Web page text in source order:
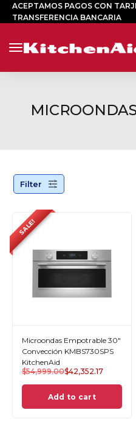
ACEPTAMOS PAGOS CON
TRANSFERENCIA BANCARIA
Filter
SALE!
Microondas Empotrable 30"
Convección KMBS730SPS
KitchenAid
$54,999.00$42,352.17
Add to cart